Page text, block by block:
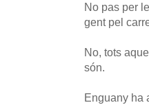
No pas per
gent pel
No, tots
són.
Enguany ha